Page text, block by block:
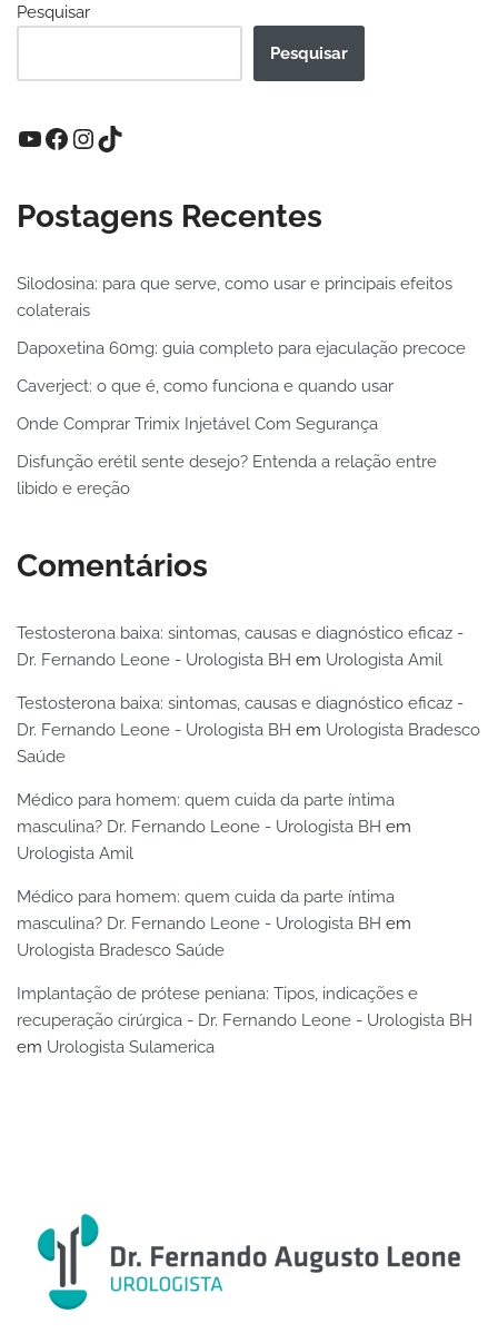
Pesquisar
Pesquisar
Postagens Recentes
Silodosina: para que serve, como usar e principais efeitos
colaterais
Dapoxetina 60mg: guia completo para ejaculação precoce
Caverject: o que é, como funciona e quando usar
Onde Comprar Trimix Injetável Com Segurança
Disfunção erétil sente desejo? Entenda a relação entre
libido e ereção
Comentários
Testosterona baixa: sintomas, causas e diagnóstico eficaz -
Dr. Fernando Leone - Urologista BH em Urologista Amil
Testosterona baixa: sintomas, causas e diagnóstico eficaz -
Dr. Fernando Leone - Urologista BH em Urologista Bradesco
Saúde
Médico para homem: quem cuida da parte íntima
masculina? Dr. Fernando Leone - Urologista BH em
Urologista Amil
Médico para homem: quem cuida da parte íntima
masculina? Dr. Fernando Leone - Urologista BH em
Urologista Bradesco Saúde
Implantação de prótese peniana: Tipos, indicações e
recuperação cirúrgica - Dr. Fernando Leone - Urologista BH
em Urologista Sulamerica